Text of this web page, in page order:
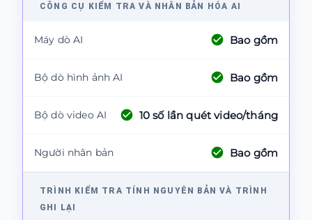
CÔNG CỤ KIỂM TRA VÀ NHÂN BẢN HÓA AI
Máy dò AI Bao gồm
Bộ dò hình ảnh AI Bao gồm
Bộ dò video AI 10số lần quét video/tháng
Người nhân bản Bao gồm
TRÌNH KIỂM TRA TÍNH NGUYÊN BẢN VÀ TRÌNH
GHI LẠI